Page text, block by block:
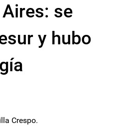
se
y hubo
Crespo.